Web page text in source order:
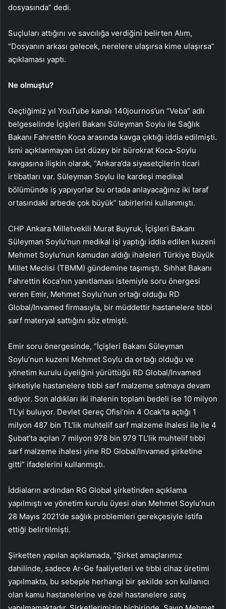
dosyasında” dedi.
Suçluları attığını ve savcılığa verdiğini belirten Alım,
“Dosyanın arkası gelecek, nerelere ulaşırsa kime ulaşırsa”
açıklaması yaptı.
Ne olmuştu?
Geçtiğimiz yıl YouTube kanalı 140journos’un “Veba” adlı
belgeselinde İçişleri Bakanı Süleyman Soylu ile Sağlık
Bakanı Fahrettin Koca arasında kavga çıktığı iddia edilmişti.
İsmi açıklanmayan üst düzey bir bürokrat Koca-Soylu
kavgasına ilişkin olarak, “Ankara’da siyasetçilerin ticari
irtibatları var. Süleyman Soylu ile kardeşi medikal
bölümünde iş yapıyorlar bu ortada anlayacağınız iki taraf
ortasındaki arbede çok büyük” tabirlerini kullanmıştı.
CHP Ankara Milletvekili Murat Buyruk, İçişleri Bakanı
Süleyman Soylu’nun medikal işi yaptığı iddia edilen kuzeni
Mehmet Soylu’nun kamudan aldığı ihaleleri Türkiye Büyük
Millet Meclisi (TBMM) gündemine taşımıştı. Sıhhat Bakanı
Fahrettin Koca’nın yanıtlaması istemiyle soru önergesi
veren Emir, Mehmet Soylu’nun ortağı olduğu RD
Global/Invamed firmasıyla, bir müddettir hastanelere tıbbi
sarf materyal sattığını söz etmişti.
Emir soru önergesinde, “İçişleri Bakanı Süleyman
Soylu’nun kuzeni Mehmet Soylu da ortağı olduğu ve
yönetim kurulu üyeliğini yürüttüğü RD Global/Invamed
şirketiyle hastanelere tıbbi sarf malzeme satmaya devam
ediyor. Son aldıkları iki ihalenin toplam bedeli ise 10 milyon
TL’yi buluyor. Devlet Gereç Ofisi’nin 4 Ocak’ta açtığı 1
milyon 487 bin TL’lik muhtelif sarf malzeme ihalesi ile ile 4
Şubat’ta açılan 7 milyon 978 bin 979 TL’lik muhtelif tıbbi
sarf malzeme ihalesi yine RD Global/Invamed şirketine
gitti” ifadelerini kullanmıştı.
İddiaların ardından RG Global şirketinden açıklama
yapılmıştı ve yönetim kurulu üyesi olan Mehmet Soylu’nun
28 Mayıs 2021’de sağlık problemleri gerekçesiyle istifa
ettiği belirtilmişti.
Şirketten yapılan açıklamada, “Şirket amaçlarımız
dahilinde, sadece Ar-Ge faaliyetleri ve tıbbi cihaz üretimi
yapılmakta, bu sebeple herhangi bir şekilde son kullanıcı
olan kamu hastanelerine ve özel hastanelere satış